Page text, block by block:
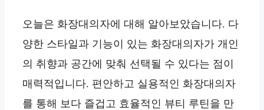
오늘은 화장대의자에 대해 알아보았습니다. 다
양한 스타일과 기능이 있는 화장대의자가 개인
의 취향과 공간에 맞춰 선택될 수 있다는 점이
매력적입니다. 편안하고 실용적인 화장대의자
를 통해 보다 즐겁고 효율적인 뷰티 루틴을 만